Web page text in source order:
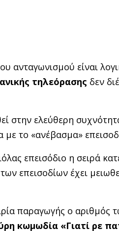
ανταγωνισμού είναι
τηλεόρασης δεν
στην ελεύθερη
με το «ανέβασμα»
επεισόδιο η σειρά
επεισοδίων έχει
παραγωγής ο αριθμός
κωμωδία «Γιατί ρε